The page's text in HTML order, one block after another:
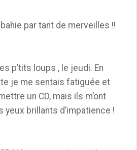
par tant de merveilles !!
p’tits loups , le jeudi. En
je me sentais fatiguée et
un CD, mais ils m’ont
yeux brillants d’impatience !